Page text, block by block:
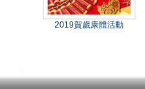
2019賀歲康體活動